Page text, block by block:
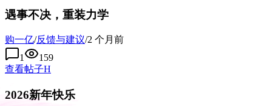
遇事不决，重装力学
购一亿/反馈与建议/2 个月前
1
159
查看帖子H
2026新年快乐